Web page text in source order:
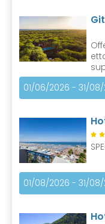
01/06/2026 - 31/
01/08/2026 - 31/